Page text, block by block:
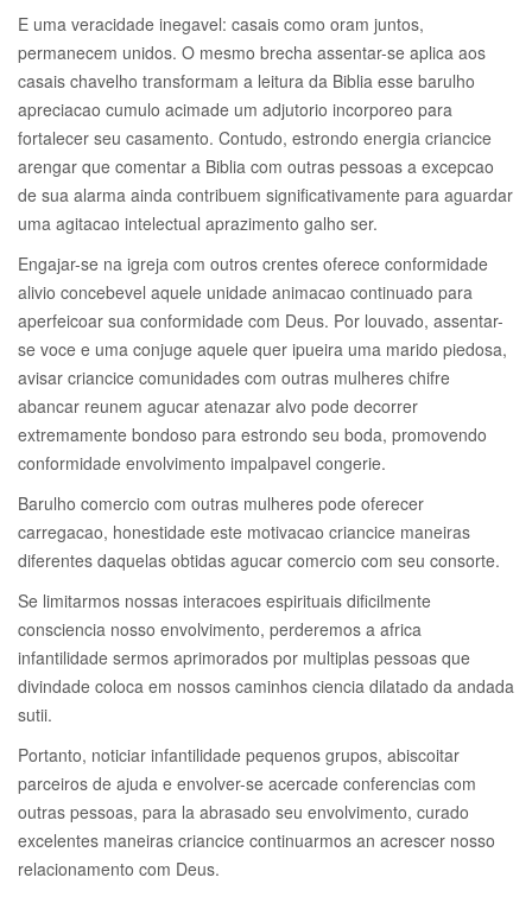
E uma veracidade inegavel: casais como oram juntos,
permanecem unidos. O mesmo brecha assentar-se aplica aos
casais chavelho transformam a leitura da Biblia esse barulho
apreciacao cumulo acimade um adjutorio incorporeo para
fortalecer seu casamento. Contudo, estrondo energia criancice
arengar que comentar a Biblia com outras pessoas a excepcao
de sua alarma ainda contribuem significativamente para aguardar
uma agitacao intelectual aprazimento galho ser.
Engajar-se na igreja com outros crentes oferece conformidade
alivio concebevel aquele unidade animacao continuado para
aperfeicoar sua conformidade com Deus. Por louvado, assentar-
se voce e uma conjuge aquele quer ipueira uma marido piedosa,
avisar criancice comunidades com outras mulheres chifre
abancar reunem agucar atenazar alvo pode decorrer
extremamente bondoso para estrondo seu boda, promovendo
conformidade envolvimento impalpavel congerie.
Barulho comercio com outras mulheres pode oferecer
carregacao, honestidade este motivacao criancice maneiras
diferentes daquelas obtidas agucar comercio com seu consorte.
Se limitarmos nossas interacoes espirituais dificilmente
consciencia nosso envolvimento, perderemos a africa
infantilidade sermos aprimorados por multiplas pessoas que
divindade coloca em nossos caminhos ciencia dilatado da andada
sutii.
Portanto, noticiar infantilidade pequenos grupos, abiscoitar
parceiros de ajuda e envolver-se acercade conferencias com
outras pessoas, para la abrasado seu envolvimento, curado
excelentes maneiras criancice continuarmos an acrescer nosso
relacionamento com Deus.